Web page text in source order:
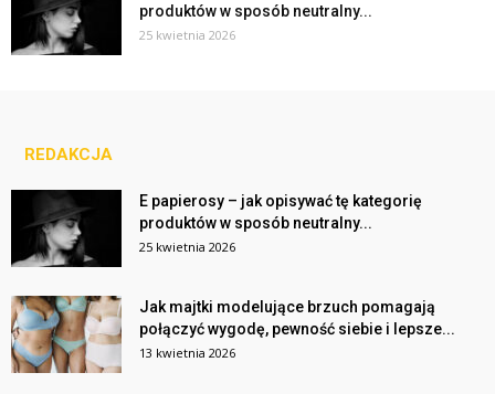
produktów w sposób neutralny...
25 kwietnia 2026
REDAKCJA
E papierosy – jak opisywać tę kategorię
produktów w sposób neutralny...
25 kwietnia 2026
Jak majtki modelujące brzuch pomagają
połączyć wygodę, pewność siebie i lepsze...
13 kwietnia 2026